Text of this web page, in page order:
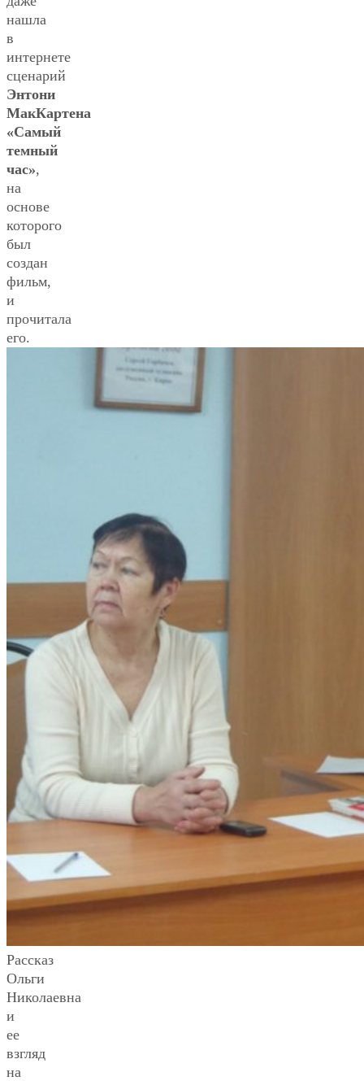
нашла
в
интернете
сценарий
Энтони
МакКартена
«Самый
темный
час»,
на
основе
которого
был
создан
фильм,
и
прочитала
его.
Рассказ
Ольги
Николаевна
и
ее
взгляд
на